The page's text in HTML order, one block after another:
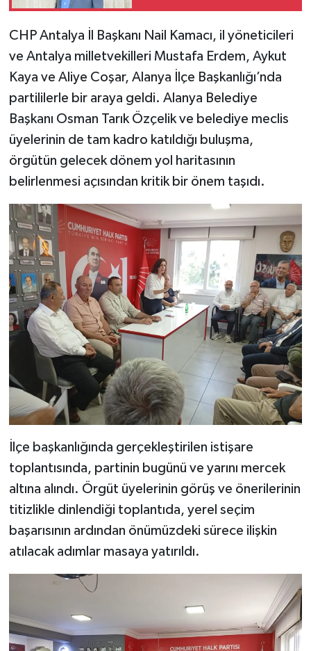
CHP Antalya İl Başkanı Nail Kamacı, il yöneticileri
ve Antalya milletvekilleri Mustafa Erdem, Aykut
Kaya ve Aliye Coşar, Alanya İlçe Başkanlığı’nda
partililerle bir araya geldi. Alanya Belediye
Başkanı Osman Tarık Özçelik ve belediye meclis
üyelerinin de tam kadro katıldığı buluşma,
örgütün gelecek dönem yol haritasının
belirlenmesi açısından kritik bir önem taşıdı.
İlçe başkanlığında gerçekleştirilen istişare
toplantısında, partinin bugünü ve yarını mercek
altına alındı. Örgüt üyelerinin görüş ve önerilerinin
titizlikle dinlendiği toplantıda, yerel seçim
başarısının ardından önümüzdeki sürece ilişkin
atılacak adımlar masaya yatırıldı.